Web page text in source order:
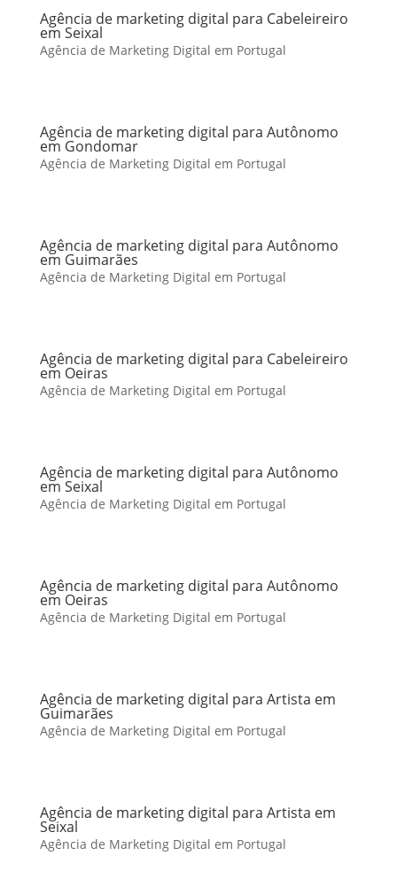
Agência de marketing digital para Cabeleireiro
em Seixal
Agência de Marketing Digital em Portugal
Agência de marketing digital para Autônomo
em Gondomar
Agência de Marketing Digital em Portugal
Agência de marketing digital para Autônomo
em Guimarães
Agência de Marketing Digital em Portugal
Agência de marketing digital para Cabeleireiro
em Oeiras
Agência de Marketing Digital em Portugal
Agência de marketing digital para Autônomo
em Seixal
Agência de Marketing Digital em Portugal
Agência de marketing digital para Autônomo
em Oeiras
Agência de Marketing Digital em Portugal
Agência de marketing digital para Artista em
Guimarães
Agência de Marketing Digital em Portugal
Agência de marketing digital para Artista em
Seixal
Agência de Marketing Digital em Portugal